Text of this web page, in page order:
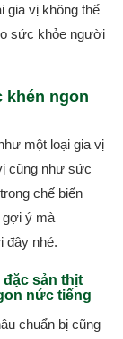
gia vị không thể
sức khỏe người
khén ngon
một loại gia vị
cũng như sức
chế biến
gợi ý mà
đây nhé.
đặc sản thịt
nức tiếng
chuẩn bị cũng